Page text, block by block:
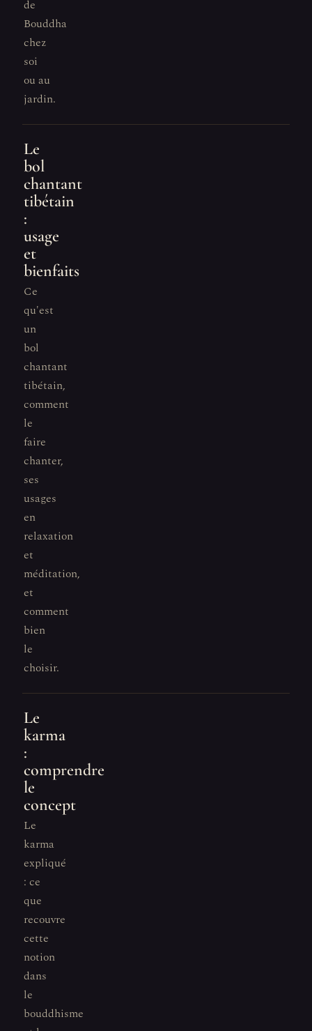
de
Bouddha
chez
soi
ou au
jardin.
Le
bol
chantant
tibétain
:
usage
et
bienfaits
Ce
qu'est
un
bol
chantant
tibétain,
comment
le
faire
chanter,
ses
usages
en
relaxation
et
méditation,
et
comment
bien
le
choisir.
Le
karma
:
comprendre
le
concept
Le
karma
expliqué
: ce
que
recouvre
cette
notion
dans
le
bouddhisme